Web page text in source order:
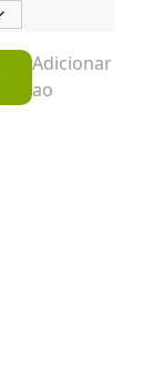
Adicionar
ao